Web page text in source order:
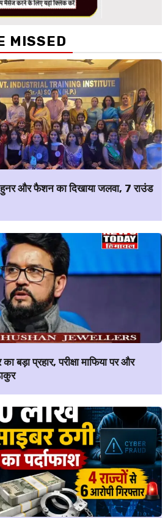
MISSED
और फैशन का दिखाया जलवा, 7 राउंड
बड़ा प्रहार, परीक्षा माफिया पर और